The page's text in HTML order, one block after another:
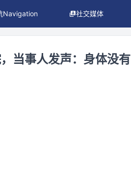
Navigation 社交媒体
当事人发声：身体没有